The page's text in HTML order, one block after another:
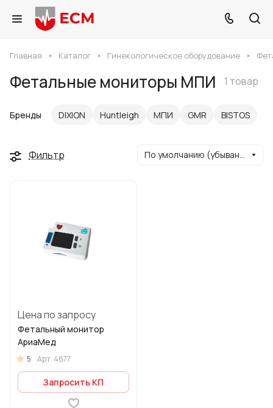
Главная Каталог Гинекологическое оборудование
Фетальные мониторы МПИ 1 товар
Бренды DIXION Huntleigh МПИ GMR BISTOS
Фильтр По умолчанию (убывание)
Цена по запросу
Фетальный монитор
АриаМед
5 Арт. 4877
Запросить КП